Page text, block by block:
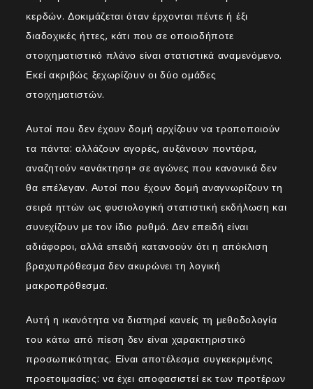
κερδών. Δοκιμάζεται όταν έρχονται πέντε ή έξι
διαδοχικές ήττες, κάτι που σε οποιοδήποτε
στοιχηματιστικό πλάνο είναι στατιστικά αναμενόμενο.
Εκεί ακριβώς ξεχωρίζουν οι δύο ομάδες
στοιχηματιστών.
Αυτοί που δεν έχουν δομή αρχίζουν να τροποποιούν
τα πάντα: αλλάζουν αγορές, αυξάνουν ποντάρα,
αναζητούν «ανάκτηση» σε αγώνες που κανονικά δεν
θα επέλεγαν. Αυτοί που έχουν δομή αναγνωρίζουν τη
σειρά ηττών ως φυσιολογική στατιστική εκδήλωση και
συνεχίζουν με τον ίδιο ρυθμό. Δεν επειδή είναι
αδιάφοροι, αλλά επειδή κατανοούν ότι η απόκλιση
βραχυπρόθεσμα δεν ακυρώνει τη λογική
μακροπρόθεσμα.
Αυτή η ικανότητα να διατηρεί κανείς τη μεθοδολογία
του κάτω από πίεση δεν είναι χαρακτηριστικό
προσωπικότητας. Είναι αποτέλεσμα συγκεκριμένης
προετοιμασίας: να έχει αποφασιστεί εκ των προτέρων